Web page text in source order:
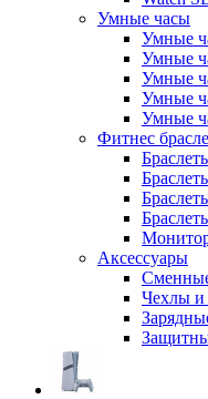
Умные часы
Умные
Умные
Умные
Умные
Умные
Фитнес
Аксессуары
Чехлы и